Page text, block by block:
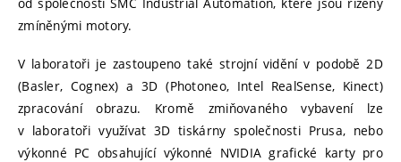
zmíněnými motory.
V laboratoři je zastoupeno také strojní vidění v podobě 2D
(Basler, Cognex) a 3D (Photoneo, Intel RealSense, Kinect)
zpracování obrazu. Kromě zmiňovaného vybavení lze
v laboratoři využívat 3D tiskárny společnosti Prusa, nebo
výkonné PC obsahující výkonné NVIDIA grafické karty pro